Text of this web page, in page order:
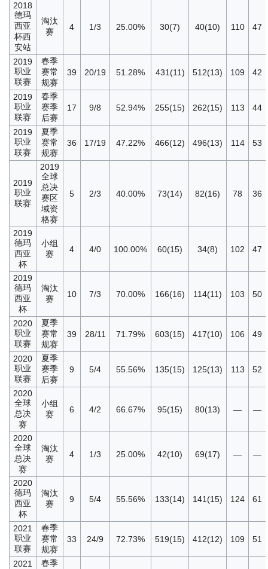
2018
德玛
西亚
杯西
安站
淘汰
赛
4 1/3 25.00% 30(7) 40(10) 110 47
2019
职业
联赛
春季
赛常
规赛
39 20/19 51.28% 431(11) 512(13) 109 42
2019
职业
联赛
春季
赛季
后赛
17 9/8 52.94% 255(15) 262(15) 113 44
2019
职业
联赛
夏季
赛常
规赛
36 17/19 47.22% 466(12) 496(13) 114 53
2019
职业
联赛
2019
全球
总决
赛区
域资
格赛
5 2/3 40.00% 73(14) 82(16) 78 36
2019
德玛
西亚
杯
小组
赛
4 4/0 100.00% 60(15) 34(8) 102 47
2019
德玛
西亚
杯
淘汰
赛
10 7/3 70.00% 166(16) 114(11) 103 50
2020
职业
联赛
夏季
赛常
规赛
39 28/11 71.79% 603(15) 417(10) 106 49
2020
职业
联赛
夏季
赛季
后赛
9 5/4 55.56% 135(15) 125(13) 113 52
2020
全球
总决
赛
小组
赛
6 4/2 66.67% 95(15) 80(13) — —
2020
全球
总决
赛
淘汰
赛
4 1/3 25.00% 42(10) 69(17) — —
2020
德玛
西亚
杯
淘汰
赛
9 5/4 55.56% 133(14) 141(15) 124 61
2021
职业
联赛
春季
赛常
规赛
33 24/9 72.73% 519(15) 412(12) 109 51
2021
春季